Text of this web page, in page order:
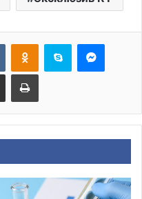
ВконтактеОдноклассники
Skype
Поделиться через электронную почту Печатать